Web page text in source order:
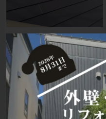
北名古屋市
K様より
屋根板金カバー
付帯部塗装
屋根漆喰補修
ベランダ防水